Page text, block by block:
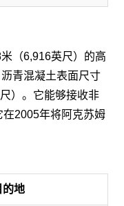
（6,916英尺）的高
青混凝土表面尺寸
）。它能够接收非
2005年将阿克苏姆
的地